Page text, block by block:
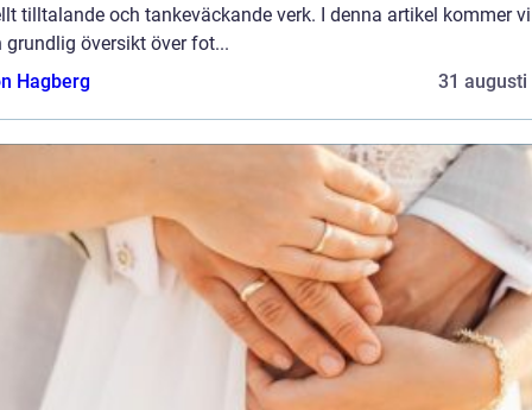
tilltalande och tankeväckande verk. I denna artikel kommer
grundlig översikt över fot...
Hagberg
31 augusti